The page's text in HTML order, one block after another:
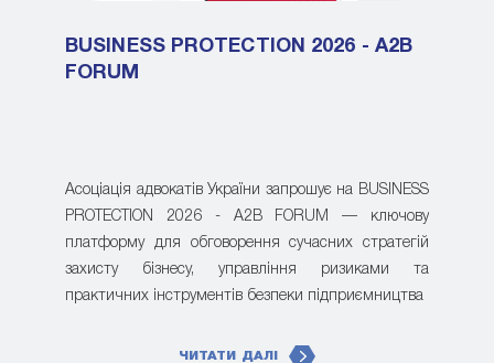
BUSINESS PROTECTION 2026 - A2B
FORUM
Асоціація адвокатів України запрошує на BUSINESS
PROTECTION 2026 - A2B FORUM — ключову
платформу для обговорення сучасних стратегій
захисту бізнесу, управління ризиками та
практичних інструментів безпеки підприємництва
ЧИТАТИ ДАЛІ